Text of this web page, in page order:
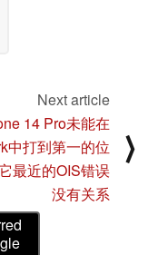
Next article
14 Pro未能在
中打到第一的位
最近的OIS错误
没有关系
⟩